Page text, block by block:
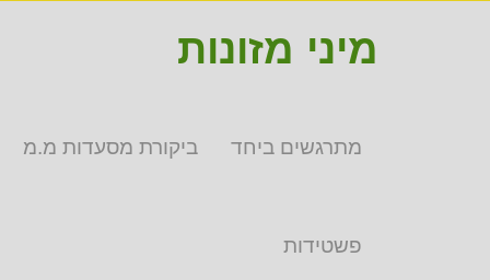
מיני מזונות
מתרגשים ביחד ביקורת מסעדות מ.מ
פשטידות